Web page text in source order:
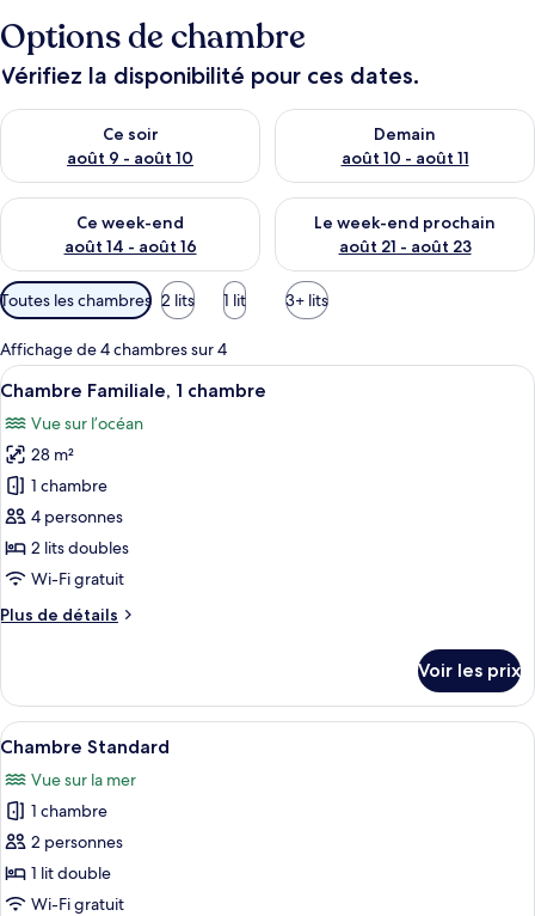
Options de chambre
Vérifiez la disponibilité pour ces dates.
Ce soir
août 9 - août 10
Vérifier la disponibilité pour ce soir août 9 - août 10
Demain
août 10 - août 11
Vérifier la disponibilité pour
Ce week-end
août 14 - août 16
Vérifier la disponibilité pour ce week-end août 14 - août 16
Le week-end prochain
août 21 - août 23
Vérifier la disponibilité pour
Filtres
disponibles
pour
les
chambres
Toutes les chambres 2 lits 1 lit 3+ lits
Affichage de 4 chambres sur 4
Afficher
toutes
les
photos
pour
ce
type
de
chambre :
Chambre
chambre
Une chambre avec deux lits, un
7
Chambre Familiale, 1 chambre
Vue sur l’océan
28 m²
1 chambre
4 personnes
2 lits doubles
Wi-Fi gratuit
Plus de détails
Plus
le
type
de
Chambre
Familiale,
chambre
Voir les prix
Afficher
toutes
les
photos
pour
ce
type
Une chambre à coucher
5
Chambre Standard
Vue sur la mer
1 chambre
2 personnes
1 lit double
Wi-Fi gratuit